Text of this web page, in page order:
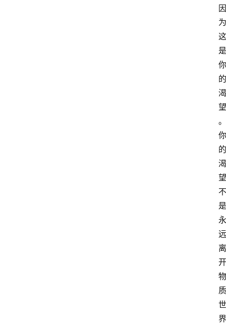
因
为
这
是
你
的
渴
望
。
你
的
渴
望
不
是
永
远
离
开
物
质
世
界